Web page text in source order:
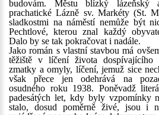
budovám. Městu blízký lázeňský
prachatické Lázně sv. Markéty (St.
sladkostmi na náměstí nemůže být
Pechtlové, kterou znal každý
Dalo by se tak pokračovat i nadále.
Jako román s vlastní stavbou má
těžiště v líčení života dospívajícího
zmatky a omyly, líčení, jemuž sice
však přece jen odehrává na
osudného roku 1938. Poněvadž
padesátých let, kdy byly vzpomínky
stalo, dosud poměrně živé, jsou i